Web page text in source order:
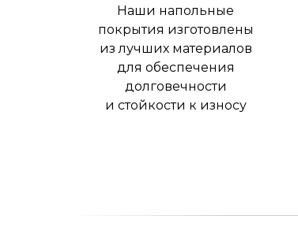
Наши напольные
покрытия изготовлены
из лучших материалов
для обеспечения
долговечности
и стойкости к износу